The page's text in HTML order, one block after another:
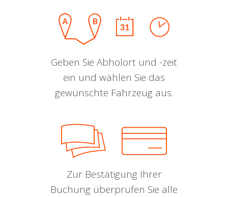
Geben Sie Abholort und -zeit
ein und wählen Sie das
gewünschte Fahrzeug aus.
Zur Bestätigung Ihrer
Buchung überprüfen Sie alle